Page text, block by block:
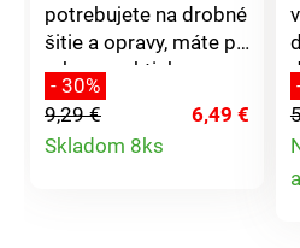
potrebujete na drobné
šitie a opravy, máte po
ruke v praktickom
puzdre na zips z
odolnej oxfordskej
tkaniny. Pohodlne sa
- 30%
9,29 €
6,49 €
Skladom 8ks
Detail